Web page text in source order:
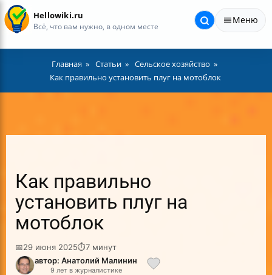
Hellowiki.ru
Всё, что вам нужно, в одном месте
Меню
Главная Статьи
Сельское хозяйство
Как правильно установить плуг на мотоблок
Как правильно
установить плуг на
мотоблок
📅29 июня 2025⏱7 минут
автор: Анатолий Малинин
9 лет в журналистике